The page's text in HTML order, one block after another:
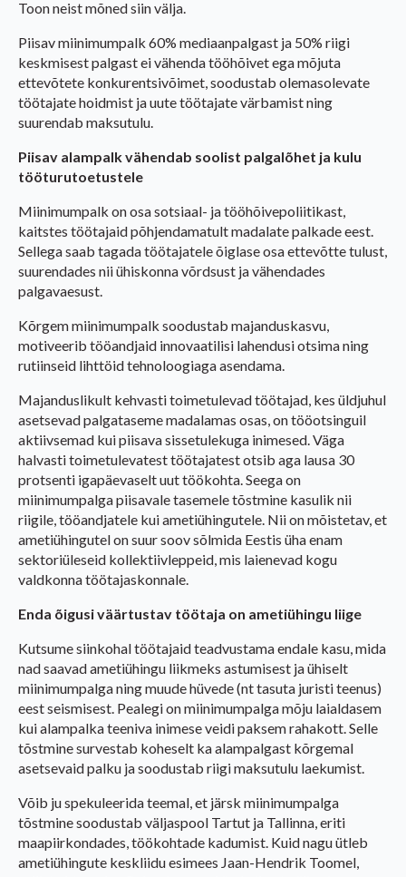
Toon neist mõned siin välja.
Piisav miinimumpalk 60% mediaanpalgast ja 50% riigi
keskmisest palgast ei vähenda tööhõivet ega mõjuta
ettevõtete konkurentsivõimet, soodustab olemasolevate
töötajate hoidmist ja uute töötajate värbamist ning
suurendab maksutulu.
Piisav alampalk vähendab soolist palgalõhet ja kulu
tööturutoetustele
Miinimumpalk on osa sotsiaal- ja tööhõivepoliitikast,
kaitstes töötajaid põhjendamatult madalate palkade eest.
Sellega saab tagada töötajatele õiglase osa ettevõtte tulust,
suurendades nii ühiskonna võrdsust ja vähendades
palgavaesust.
Kõrgem miinimumpalk soodustab majanduskasvu,
motiveerib tööandjaid innovaatilisi lahendusi otsima ning
rutiinseid lihttöid tehnoloogiaga asendama.
Majanduslikult kehvasti toimetulevad töötajad, kes üldjuhul
asetsevad palgataseme madalamas osas, on tööotsinguil
aktiivsemad kui piisava sissetulekuga inimesed. Väga
halvasti toimetulevatest töötajatest otsib aga lausa 30
protsenti igapäevaselt uut töökohta. Seega on
miinimumpalga piisavale tasemele tõstmine kasulik nii
riigile, tööandjatele kui ametiühingutele. Nii on mõistetav, et
ametiühingutel on suur soov sõlmida Eestis üha enam
sektoriüleseid kollektiivleppeid, mis laienevad kogu
valdkonna töötajaskonnale.
Enda õigusi väärtustav töötaja on ametiühingu liige
Kutsume siinkohal töötajaid teadvustama endale kasu, mida
nad saavad ametiühingu liikmeks astumisest ja ühiselt
miinimumpalga ning muude hüvede (nt tasuta juristi teenus)
eest seismisest. Pealegi on miinimumpalga mõju laialdasem
kui alampalka teeniva inimese veidi paksem rahakott. Selle
tõstmine survestab koheselt ka alampalgast kõrgemal
asetsevaid palku ja soodustab riigi maksutulu laekumist.
Võib ju spekuleerida teemal, et järsk miinimumpalga
tõstmine soodustab väljaspool Tartut ja Tallinna, eriti
maapiirkondades, töökohtade kadumist. Kuid nagu ütleb
ametiühingute keskliidu esimees Jaan-Hendrik Toomel,